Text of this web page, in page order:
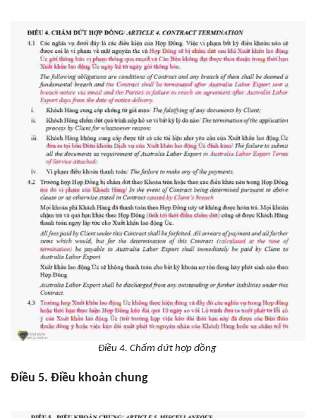
Điều 4. Chấm dứt hợp đồng
Điều 5. Điều khoản chung